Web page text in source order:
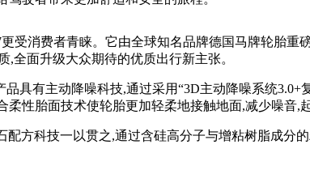
受消费者青睐。它由全球知名品牌德国马牌轮胎
全面升级大众期待的优质出行新主张。
具有主动降噪科技,通过采用“3D主动降噪系统
性胎面技术使轮胎更加轻柔地接触地面,减少噪音,
方科技一以贯之,通过含硅高分子与增粘树脂成分